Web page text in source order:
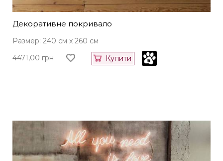
Декоративне покривало
Размер: 240 см x 260 см
4471,00 грн Купити